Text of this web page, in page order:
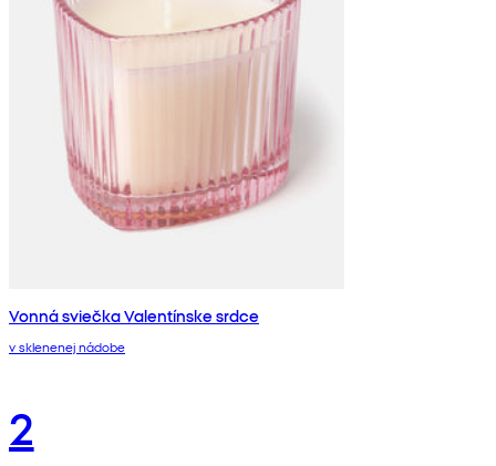
Vonná sviečka Valentínske srdce
v sklenenej nádobe
2